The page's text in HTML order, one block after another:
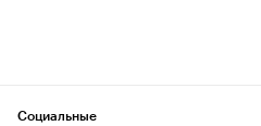
Социальные